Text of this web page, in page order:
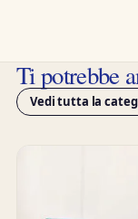
Ti potrebbe
Vedi tutta la